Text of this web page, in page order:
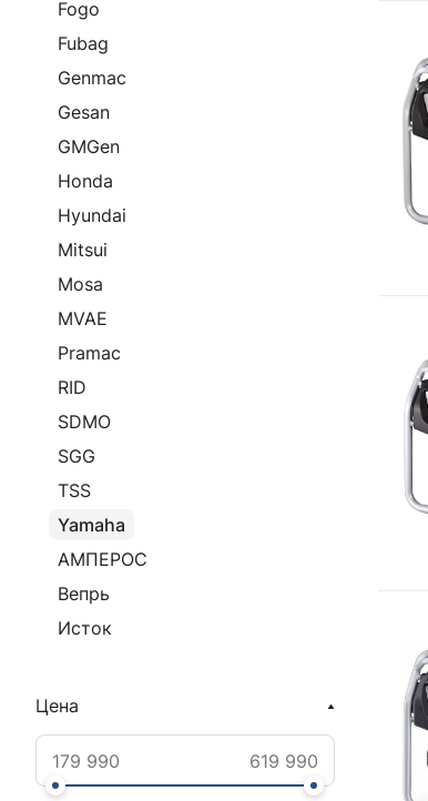
Fogo
Fubag
Genmac
Gesan
GMGen
Honda
Hyundai
Mitsui
Mosa
MVAE
Pramac
RID
SDMO
SGG
TSS
Yamaha
АМПЕРОС
Вепрь
Исток
Цена